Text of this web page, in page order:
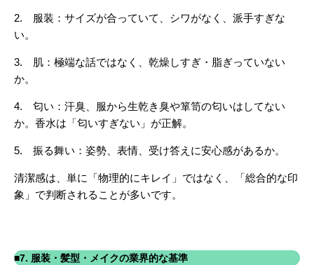
2. 服装：サイズが合っていて、シワがなく、派手すぎな
い。
3. 肌：極端な話ではなく、乾燥しすぎ・脂ぎっていない
か。
4. 匂い：汗臭、服から生乾き臭や箪笥の匂いはしてない
か。香水は「匂いすぎない」が正解。
5. 振る舞い：姿勢、表情、受け答えに安心感があるか。
清潔感は、単に「物理的にキレイ」ではなく、「総合的な印
象」で判断されることが多いです。
■7. 服装・髪型・メイクの業界的な基準